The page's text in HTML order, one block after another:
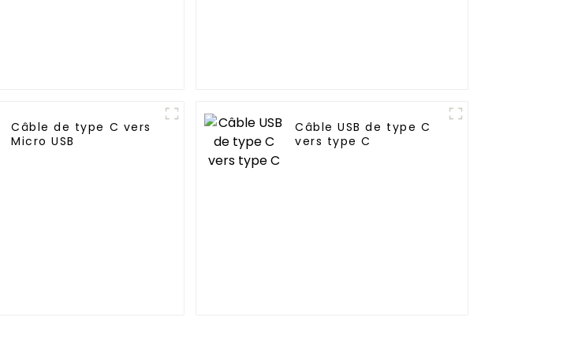
Câble de type C vers
Micro USB
Câble USB de type C
vers type C